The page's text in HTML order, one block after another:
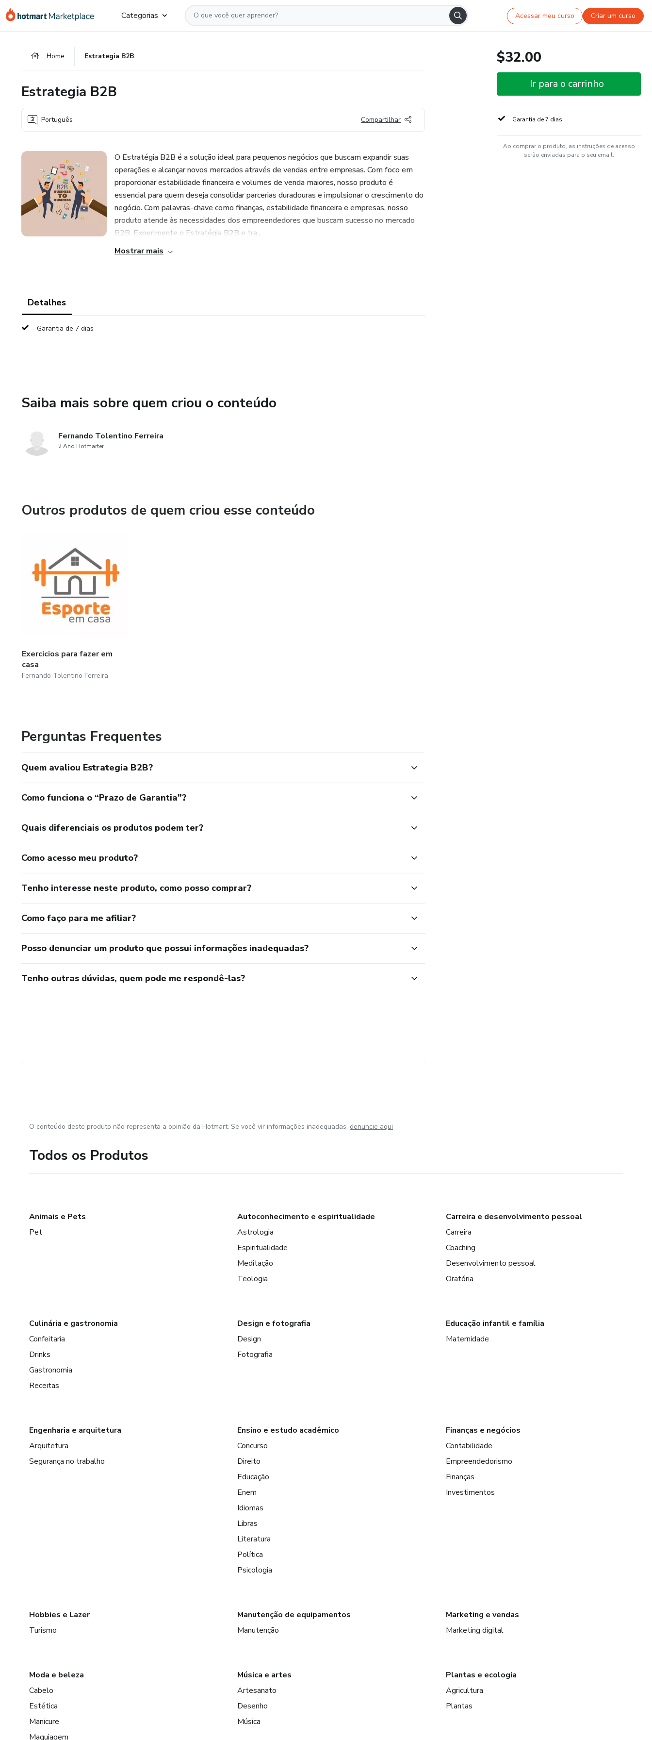
para
para
para
Categorias Acessar meu curso Criar um curso
Home Estrategia B2B
Estrategia B2B
Português Compartilhar
O Estratégia B2B é a solução ideal para pequenos negócios que buscam expandir suas
operações e alcançar novos mercados através de vendas entre empresas. Com foco em
proporcionar estabilidade financeira e volumes de venda maiores, nosso produto é
essencial para quem deseja consolidar parcerias duradouras e impulsionar o crescimento do
negócio. Com palavras-chave como finanças, estabilidade financeira e empresas, nosso
produto atende às necessidades dos empreendedores que buscam sucesso no mercado
B2B. Experimente o Estratégia B2B e tra...
Mostrar mais
Detalhes
Garantia de 7 dias
Saiba mais sobre quem criou o conteúdo
Fernando Tolentino Ferreira
2 Ano Hotmarter
Outros produtos de quem criou esse conteúdo
Exercicios para fazer em
casa
Fernando Tolentino Ferreira
Perguntas Frequentes
Quem avaliou Estrategia B2B?
Como funciona o “Prazo de Garantia”?
Quais diferenciais os produtos podem ter?
Como acesso meu produto?
Tenho interesse neste produto, como posso comprar?
Como faço para me afiliar?
Posso denunciar um produto que possui informações inadequadas?
Tenho outras dúvidas, quem pode me respondê-las?
$32.00
Ir para o carrinho
Garantia de 7 dias
Ao comprar o produto, as instruções de acesso
serão enviadas para o seu email.
O conteúdo deste produto não representa a opinião da Hotmart. Se você vir informações inadequadas, denuncie aqui
Todos os Produtos
Animais e Pets
Pet
Autoconhecimento e espiritualidade
Astrologia
Espiritualidade
Meditação
Teologia
Carreira e desenvolvimento pessoal
Carreira
Coaching
Desenvolvimento pessoal
Oratória
Culinária e gastronomia
Confeitaria
Drinks
Gastronomia
Receitas
Design e fotografia
Design
Fotografia
Educação infantil e família
Maternidade
Engenharia e arquitetura
Arquitetura
Segurança no trabalho
Ensino e estudo acadêmico
Concurso
Direito
Educação
Enem
Idiomas
Libras
Literatura
Política
Psicologia
Finanças e negócios
Contabilidade
Empreendedorismo
Finanças
Investimentos
Hobbies e Lazer
Turismo
Manutenção de equipamentos
Manutenção
Marketing e vendas
Marketing digital
Moda e beleza
Cabelo
Estética
Manicure
Maquiagem
Música e artes
Artesanato
Desenho
Música
Plantas e ecologia
Agricultura
Plantas